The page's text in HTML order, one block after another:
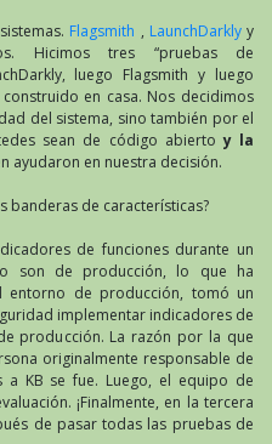
Flagsmith , LaunchDarklyy
Hicimos tres “pruebas de
luego Flagsmith y luego
en casa. Nos decidimos
del sistema, sino también por el
sean de código abiertoy la
ayudaron en nuestra decisión.
banderas de características?
de funciones durante un
son de producción, lo que ha
entorno de producción, tomó un
implementar indicadores de
producción. La razón por la que
originalmente responsable de
a KB se fue. Luego, el equipo de
¡Finalmente, en la tercera
de pasar todas las pruebas de